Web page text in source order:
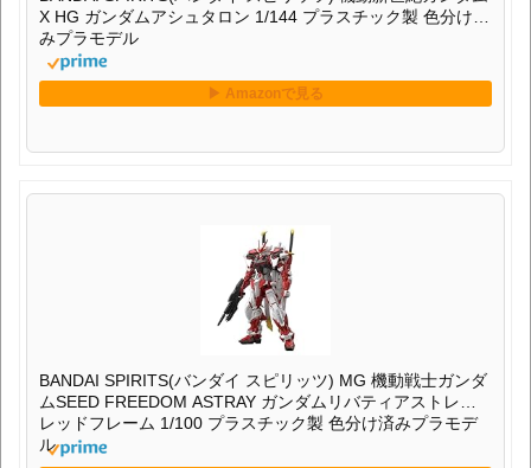
X HG ガンダムアシュタロン 1/144 プラスチック製 色分け済
みプラモデル
BANDAI SPIRITS(バンダイ スピリッツ) MG 機動戦士ガンダ
ムSEED FREEDOM ASTRAY ガンダムリバティアストレイ
レッドフレーム 1/100 プラスチック製 色分け済みプラモデ
ル